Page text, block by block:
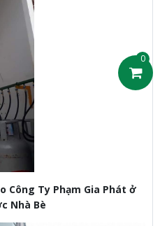
0
Công Ty Phạm Gia Phát ở
Nhà Bè